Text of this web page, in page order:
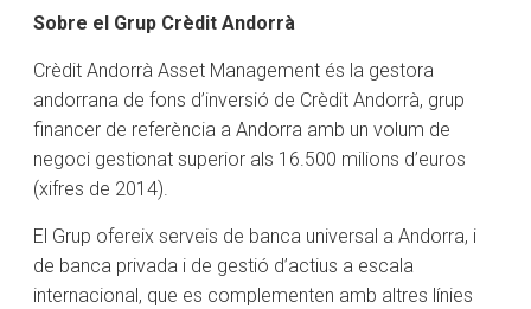
Sobre el Grup Crèdit Andorrà
Crèdit Andorrà Asset Management és la gestora
andorrana de fons d’inversió de Crèdit Andorrà, grup
financer de referència a Andorra amb un volum de
negoci gestionat superior als 16.500 milions d’euros
(xifres de 2014).
El Grup ofereix serveis de banca universal a Andorra, i
de banca privada i de gestió d’actius a escala
internacional, que es complementen amb altres línies